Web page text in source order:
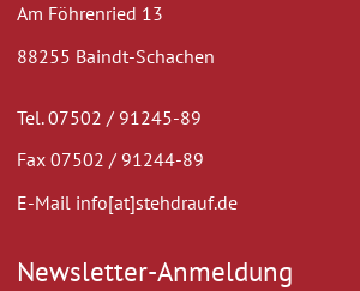
Am Föhrenried 13
88255 Baindt-Schachen
Tel. 07502 / 91245-89
Fax 07502 / 91244-89
E-Mail info[at]stehdrauf.de
Newsletter-Anmeldung